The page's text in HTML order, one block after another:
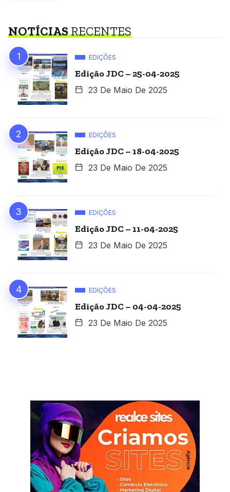
NOTÍCIASRECENTES
EDIÇÕES
Edição JDC – 25-04-2025
23 De Maio De 2025
EDIÇÕES
Edição JDC – 18-04-2025
23 De Maio De 2025
EDIÇÕES
Edição JDC – 11-04-2025
23 De Maio De 2025
EDIÇÕES
Edição JDC – 04-04-2025
23 De Maio De 2025